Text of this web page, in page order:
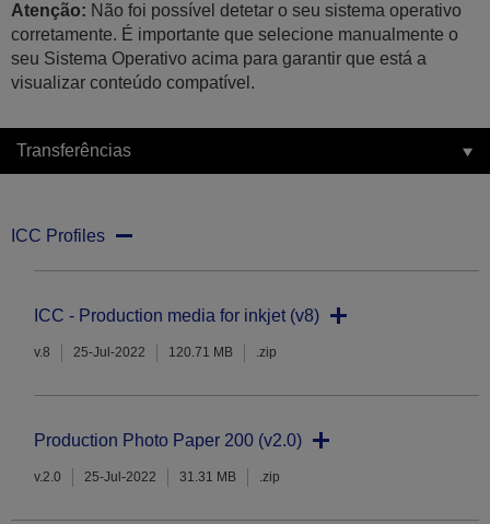
Atenção: Não foi possível detetar o seu sistema operativo
corretamente. É importante que selecione manualmente o
seu Sistema Operativo acima para garantir que está a
visualizar conteúdo compatível.
Transferências
ICC Profiles
ICC - Production media for inkjet (v8)
v.8 25-Jul-2022 120.71 MB .zip
Production Photo Paper 200 (v2.0)
v.2.0 25-Jul-2022 31.31 MB .zip